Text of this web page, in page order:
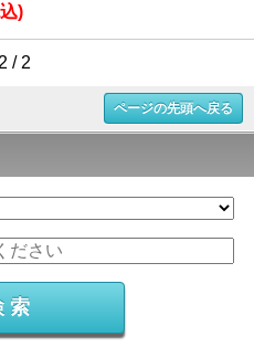
)
/ 2
ページの先頭へ戻る